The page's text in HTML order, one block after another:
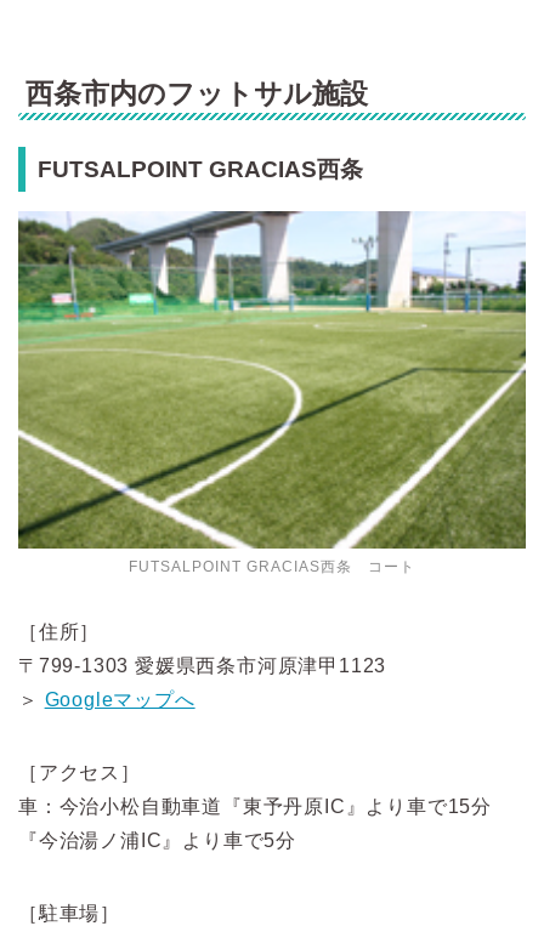
西条市内のフットサル施設
FUTSALPOINT GRACIAS西条
FUTSALPOINT GRACIAS西条 コート
［住所］
〒799-1303 愛媛県西条市河原津甲1123
＞ Googleマップへ
［アクセス］
車：今治小松自動車道『東予丹原IC』より車で15分
『今治湯ノ浦IC』より車で5分
［駐車場］